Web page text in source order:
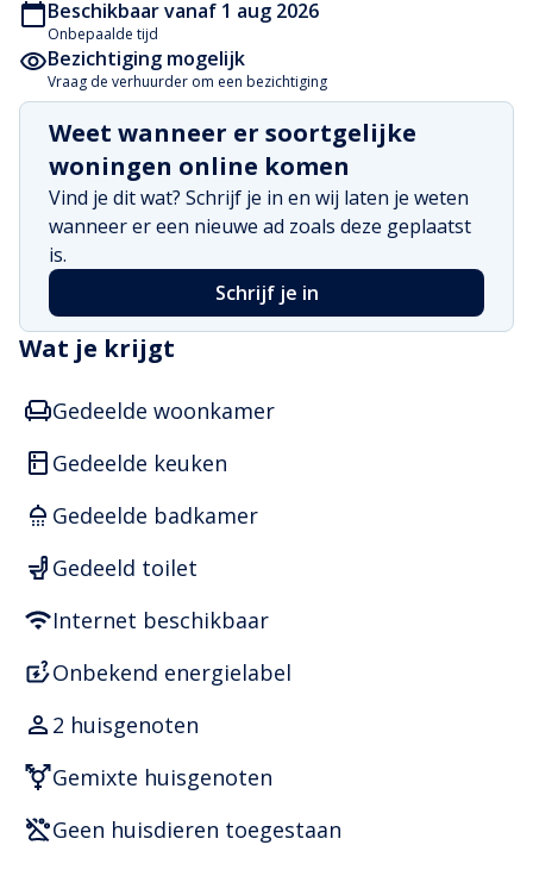
10 vierkante meter slaapkamer
Groot bed met opbergruimte eronder 180 x 200 cm
Stijlvolle woonkamer (50 vierkante meter), uniek
uitzicht met open keuken van alle gemakken voorzien
(gedeeld - 9jr oud)
Badkamer (gedeeld - 9jr oud)
Aparte was/droogruimte voorzien van wasmachine en
droger (gedeeld - 9jr oud)
WiFi (Glasvezel), electra en verwarming inclusief
Op loopafstand van het centraal station en de
Rustig persoon (werkend of studerend)
Bij voorkeur niet rokend
Geschikt voor 1 huurder (!)
Beschikbaar vanaf 1 aug 2026
Onbepaalde tijd
Bezichtiging mogelijk
Vraag de verhuurder om een bezichtiging
Weet wanneer er soortgelijke
woningen online komen
Vind je dit wat? Schrijf je in en wij laten je weten
wanneer er een nieuwe ad zoals deze geplaatst
is.
Schrijf je in
Wat je krijgt
Gedeelde woonkamer
Gedeelde keuken
Gedeelde badkamer
Gedeeld toilet
Internet beschikbaar
Onbekend energielabel
2 huisgenoten
Gemixte huisgenoten
Geen huisdieren toegestaan